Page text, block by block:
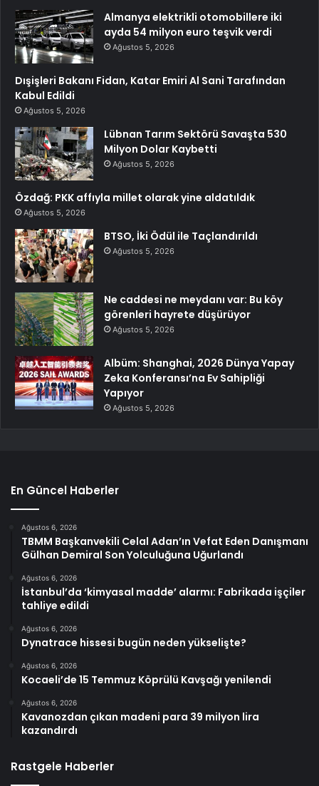
Almanya elektrikli otomobillere iki
ayda 54 milyon euro teşvik verdi
Ağustos 5, 2026
Dışişleri Bakanı Fidan, Katar Emiri Al Sani Tarafından
Kabul Edildi
Ağustos 5, 2026
Lübnan Tarım Sektörü Savaşta 530
Milyon Dolar Kaybetti
Ağustos 5, 2026
Özdağ: PKK affıyla millet olarak yine aldatıldık
Ağustos 5, 2026
BTSO, İki Ödül ile Taçlandırıldı
Ağustos 5, 2026
Ne caddesi ne meydanı var: Bu köy
görenleri hayrete düşürüyor
Ağustos 5, 2026
Albüm: Shanghai, 2026 Dünya Yapay
Zeka Konferansı’na Ev Sahipliği
Yapıyor
Ağustos 5, 2026
En Güncel Haberler
Ağustos 6, 2026
TBMM Başkanvekili Celal Adan’ın Vefat Eden Danışmanı
Gülhan Demiral Son Yolculuğuna Uğurlandı
Ağustos 6, 2026
İstanbul’da ‘kimyasal madde’ alarmı: Fabrikada işçiler
tahliye edildi
Ağustos 6, 2026
Dynatrace hissesi bugün neden yükselişte?
Ağustos 6, 2026
Kocaeli’de 15 Temmuz Köprülü Kavşağı yenilendi
Ağustos 6, 2026
Kavanozdan çıkan madeni para 39 milyon lira
kazandırdı
Rastgele Haberler